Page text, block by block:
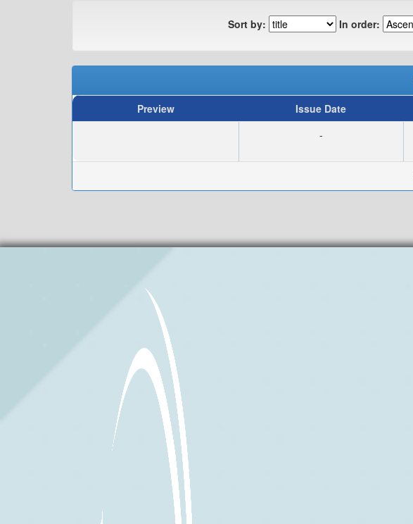
Sort by: In order:
Preview
Issue Date
-